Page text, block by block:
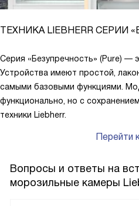
ТЕХНИКА LIEBHERR СЕРИИ
Серия «Безупречность» (Pure) —
Устройства имеют простой,
самыми базовыми функциями.
функционально, но с
техники Liebherr.
Перейти
Вопросы и ответы на
морозильные камеры